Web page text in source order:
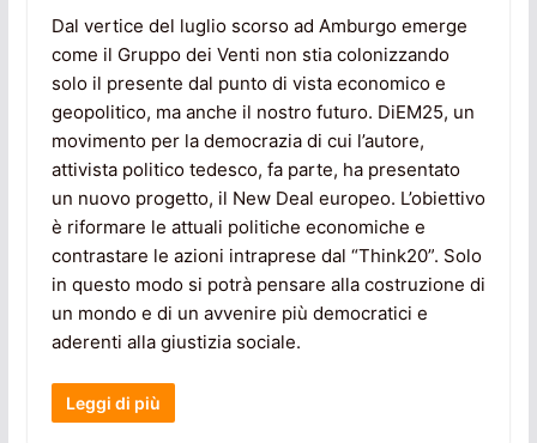
Dal vertice del luglio scorso ad Amburgo emerge
come il Gruppo dei Venti non stia colonizzando
solo il presente dal punto di vista economico e
geopolitico, ma anche il nostro futuro. DiEM25, un
movimento per la democrazia di cui l’autore,
attivista politico tedesco, fa parte, ha presentato
un nuovo progetto, il New Deal europeo. L’obiettivo
è riformare le attuali politiche economiche e
contrastare le azioni intraprese dal “Think20”. Solo
in questo modo si potrà pensare alla costruzione di
un mondo e di un avvenire più democratici e
aderenti alla giustizia sociale.
Leggi di più